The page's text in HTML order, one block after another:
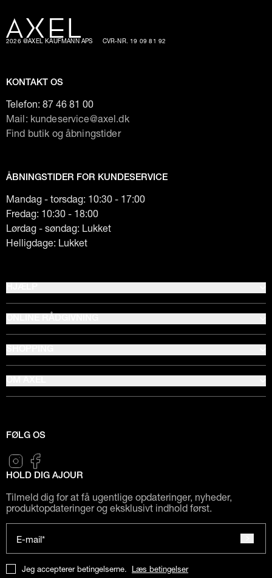
2026 @AXEL KAUFMANN APS CVR-NR. 19 09 81 92
KONTAKT OS
Telefon: 87 46 81 00
Mail: kundeservice@axel.dk
Find butik og åbningstider
ÅBNINGSTIDER FOR KUNDESERVICE
Mandag - torsdag: 10:30 - 17:00
Fredag: 10:30 - 18:00
Lørdag - søndag: Lukket
Helligdage: Lukket
FØLG OS
HOLD DIG AJOUR
Tilmeld dig for at få ugentlige opdateringer, nyheder,
produktopdateringer og eksklusivt indhold først.
E-mail*
Jeg accepterer betingelserne. Læs betingelser